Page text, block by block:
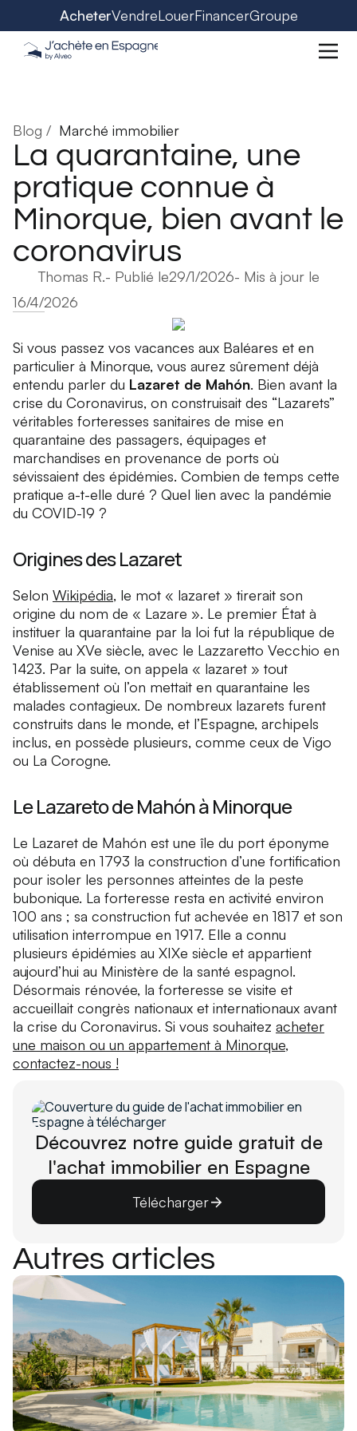
AcheterVendreLouerFinancerGroupe
Blog / Marché immobilier
La quarantaine, une
pratique connue à
Minorque, bien avant le
coronavirus
Thomas R.- Publié le29/1/2026- Mis à jour le
16/4/2026
Si vous passez vos vacances aux Baléares et en
particulier à Minorque, vous aurez sûrement déjà
entendu parler du Lazaret de Mahón. Bien avant la
crise du Coronavirus, on construisait des “Lazarets”
véritables forteresses sanitaires de mise en
quarantaine des passagers, équipages et
marchandises en provenance de ports où
sévissaient des épidémies. Combien de temps cette
pratique a-t-elle duré ? Quel lien avec la pandémie
du COVID-19 ?
Origines des Lazaret
Selon Wikipédia, le mot « lazaret » tirerait son
origine du nom de « Lazare ». Le premier État à
instituer la quarantaine par la loi fut la république de
Venise au XVe siècle, avec le Lazzaretto Vecchio en
1423. Par la suite, on appela « lazaret » tout
établissement où l’on mettait en quarantaine les
malades contagieux. De nombreux lazarets furent
construits dans le monde, et l’Espagne, archipels
inclus, en possède plusieurs, comme ceux de Vigo
ou La Corogne.
Le Lazareto de Mahón à Minorque
Le Lazaret de Mahón est une île du port éponyme
où débuta en 1793 la construction d’une fortification
pour isoler les personnes atteintes de la peste
bubonique. La forteresse resta en activité environ
100 ans ; sa construction fut achevée en 1817 et son
utilisation interrompue en 1917. Elle a connu
plusieurs épidémies au XIXe siècle et appartient
aujourd’hui au Ministère de la santé espagnol.
Désormais rénovée, la forteresse se visite et
accueillait congrès nationaux et internationaux avant
la crise du Coronavirus. Si vous souhaitez acheter
une maison ou un appartement à Minorque,
contactez-nous !
Découvrez notre guide gratuit de
l'achat immobilier en Espagne
Télécharger
Autres articles